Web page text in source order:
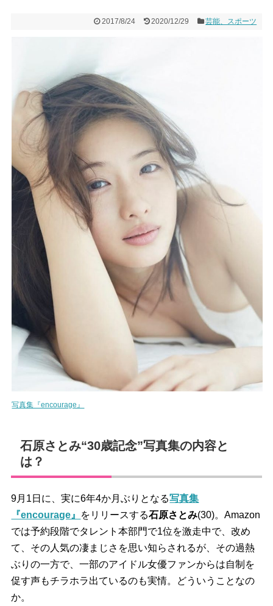
2017/8/24 2020/12/29 芸能、スポーツ
写真集『encourage』
石原さとみ“30歳記念”写真集の内容と
は？
9月1日に、実に6年4か月ぶりとなる写真集
『encourage』 をリリースする石原さとみ(30)。Amazon
では予約段階でタレント本部門で1位を激走中で、改め
て、その人気の凄まじさを思い知らされるが、その過熱
ぶりの一方で、一部のアイドル女優ファンからは自制を
促す声もチラホラ出ているのも実情。どういうことなの
か。